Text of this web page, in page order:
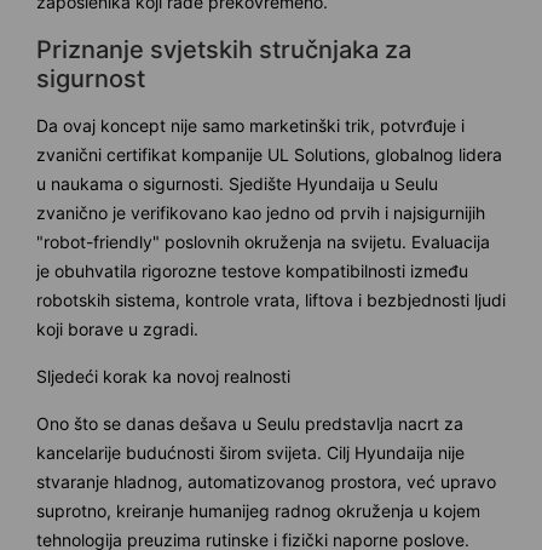
Priznanje svjetskih stručnjaka za
sigurnost
Da ovaj koncept nije samo marketinški trik, potvrđuje i
zvanični certifikat kompanije UL Solutions, globalnog lidera
u naukama o sigurnosti. Sjedište Hyundaija u Seulu
zvanično je verifikovano kao jedno od prvih i najsigurnijih
"robot-friendly" poslovnih okruženja na svijetu. Evaluacija
je obuhvatila rigorozne testove kompatibilnosti između
robotskih sistema, kontrole vrata, liftova i bezbjednosti ljudi
koji borave u zgradi.
Sljedeći korak ka novoj realnosti
Ono što se danas dešava u Seulu predstavlja nacrt za
kancelarije budućnosti širom svijeta. Cilj Hyundaija nije
stvaranje hladnog, automatizovanog prostora, već upravo
suprotno, kreiranje humanijeg radnog okruženja u kojem
tehnologija preuzima rutinske i fizički naporne poslove.